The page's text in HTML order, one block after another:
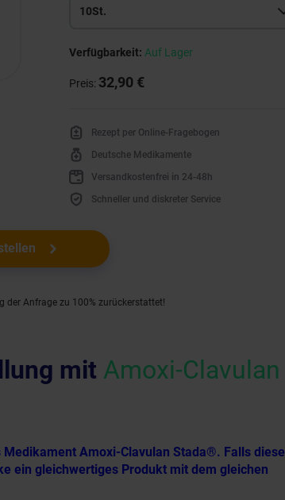
10St.
Verfügbarkeit:Auf Lager
Preis: 32,90 €
Rezept per Online-Fragebogen
Deutsche Medikamente
Versandkostenfrei in 24-48h
Schneller und diskreter Service
der Anfrage zu 100% zurückerstattet!
mit Amoxi-Clavulan
Amoxi-Clavulan Stada®. Falls diese
ein gleichwertiges Produkt mit dem gleichen